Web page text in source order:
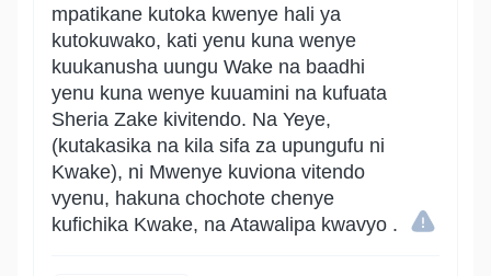
mpatikane kutoka kwenye hali ya
kutokuwako, kati yenu kuna wenye
kuukanusha uungu Wake na baadhi
yenu kuna wenye kuuamini na kufuata
Sheria Zake kivitendo. Na Yeye,
(kutakasika na kila sifa za upungufu ni
Kwake), ni Mwenye kuviona vitendo
vyenu, hakuna chochote chenye
kufichika Kwake, na Atawalipa kwavyo .